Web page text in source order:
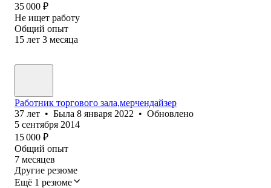
35 000 ₽
Не ищет работу
Общий опыт
15 лет 3 месяца
Работник торгового зала,мерчендайзер
37 лет • Была 8 января 2022 • Обновлено
5 сентября 2014
15 000 ₽
Общий опыт
7 месяцев
Другие резюме
Ещё 1 резюме